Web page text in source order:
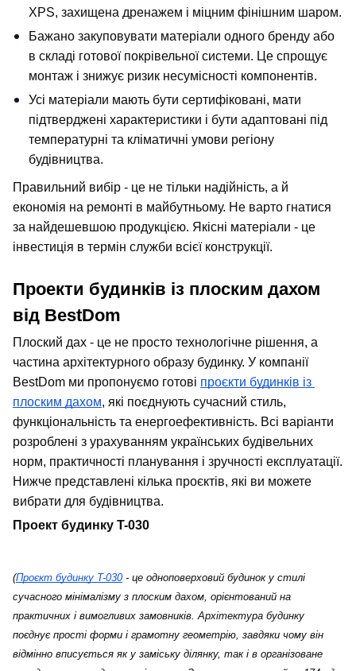
XPS, захищена дренажем і міцним фінішним шаром.
Бажано закуповувати матеріали одного бренду або
в складі готової покрівельної системи. Це спрощує
монтаж і знижує ризик несумісності компонентів.
Усі матеріали мають бути сертифіковані, мати
підтверджені характеристики і бути адаптовані під
температурні та кліматичні умови регіону
будівництва.
Правильний вибір - це не тільки надійність, а й
економія на ремонті в майбутньому. Не варто гнатися
за найдешевшою продукцією. Якісні матеріали - це
інвестиція в термін служби всієї конструкції.
Проекти будинків із плоским дахом
від BestDom
Плоский дах - це не просто технологічне рішення, а
частина архітектурного образу будинку. У компанії
BestDom ми пропонуємо готові проєкти будинків із
плоским дахом, які поєднують сучасний стиль,
функціональність та енергоефективність. Всі варіанти
розроблені з урахуванням українських будівельних
норм, практичності планування і зручності експлуатації.
Нижче представлені кілька проєктів, які ви можете
вибрати для будівництва.
Проект будинку T-030
(Проєкт будинку T-030 - це одноповерховий будинок у стилі
сучасного мінімалізму з плоским дахом, орієнтований на
практичних і вимогливих замовників. Архітектура будинку
поєднує прості форми і грамотну геометрію, завдяки чому він
відмінно вписується як у заміську ділянку, так і в організоване